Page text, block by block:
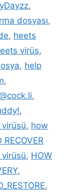
,
dosyası,
, heets
virüs,
, help
,
,
,
, how
RECOVER
, HOW
,
,